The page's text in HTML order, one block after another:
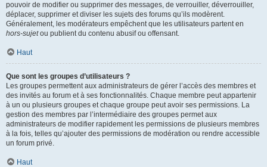
pouvoir de modifier ou supprimer des messages, de verrouiller, déverrouiller,
déplacer, supprimer et diviser les sujets des forums qu’ils modèrent.
Généralement, les modérateurs empêchent que les utilisateurs partent en
hors-sujetou publient du contenu abusif ou offensant.
Haut
Que sont les groupes d’utilisateurs ?
Les groupes permettent aux administrateurs de gérer l’accès des membres et
des invités au forum et à ses fonctionnalités. Chaque membre peut appartenir
à un ou plusieurs groupes et chaque groupe peut avoir ses permissions. La
gestion des membres par l’intermédiaire des groupes permet aux
administrateurs de modifier rapidement les permissions de plusieurs membres
à la fois, telles qu’ajouter des permissions de modération ou rendre accessible
un forum privé.
Haut